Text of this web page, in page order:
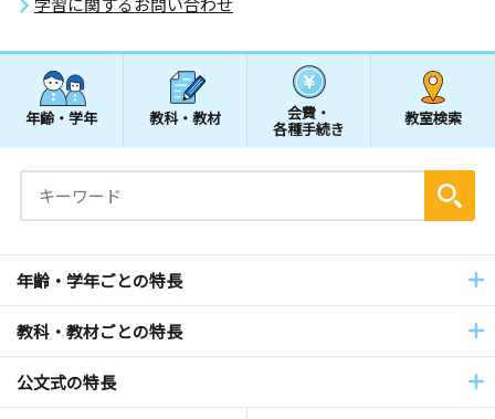
年齢・学年 教科・教材 会費・
各種手続き
教室検索
年齢・学年ごとの特長
教科・教材ごとの特長
公文式の特長